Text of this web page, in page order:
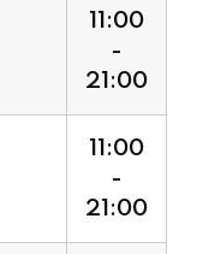
11:00
-
21:00
11:00
-
21:00